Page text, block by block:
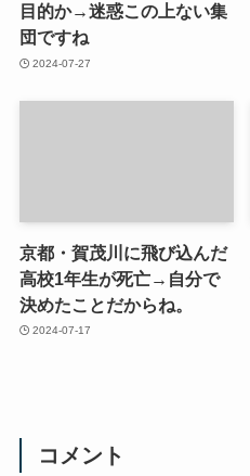
目的か→迷惑この上ない集
団ですね
2024-07-27
京都・賀茂川に飛び込んだ
高校1年生が死亡→自分で
決めたことだからね。
2024-07-17
コメント